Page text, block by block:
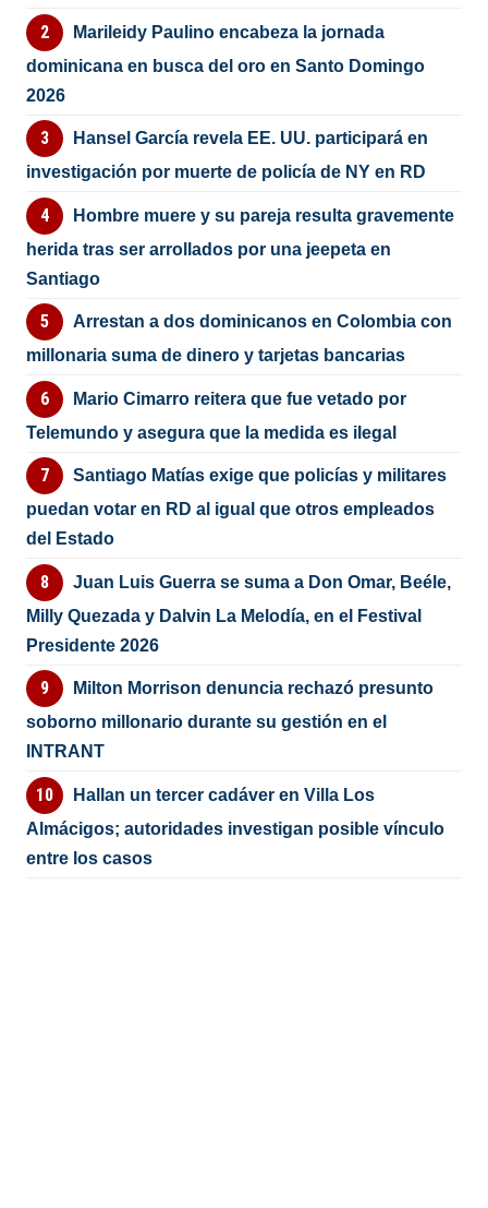
Marileidy Paulino encabeza la jornada
dominicana en busca del oro en Santo Domingo
2026
Hansel García revela EE. UU. participará en
investigación por muerte de policía de NY en RD
Hombre muere y su pareja resulta gravemente
herida tras ser arrollados por una jeepeta en
Santiago
Arrestan a dos dominicanos en Colombia con
millonaria suma de dinero y tarjetas bancarias
Mario Cimarro reitera que fue vetado por
Telemundo y asegura que la medida es ilegal
Santiago Matías exige que policías y militares
puedan votar en RD al igual que otros empleados
del Estado
Juan Luis Guerra se suma a Don Omar, Beéle,
Milly Quezada y Dalvin La Melodía, en el Festival
Presidente 2026
Milton Morrison denuncia rechazó presunto
soborno millonario durante su gestión en el
INTRANT
Hallan un tercer cadáver en Villa Los
Almácigos; autoridades investigan posible vínculo
entre los casos